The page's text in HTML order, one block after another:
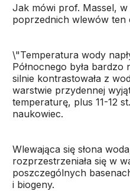
Jak mówi prof. Massel,
poprzednich wlewów ten
\"Temperatura wody
Północnego była bardzo
silnie kontrastowała z
warstwie przydennej
temperaturę, plus 11-12
naukowiec.
Wlewająca się słona
rozprzestrzeniała się w
poszczególnych
i biogeny.